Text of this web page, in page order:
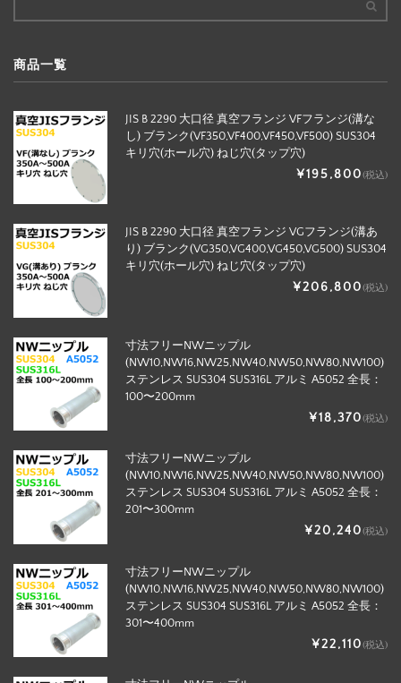
商品一覧
JIS B 2290 大口径 真空フランジ VFフランジ(溝な
し) ブランク(VF350,VF400,VF450,VF500) SUS304
キリ穴(ホール穴) ねじ穴(タップ穴)
¥195,800(税込)
JIS B 2290 大口径 真空フランジ VGフランジ(溝あ
り) ブランク(VG350,VG400,VG450,VG500) SUS304
キリ穴(ホール穴) ねじ穴(タップ穴)
¥206,800(税込)
寸法フリーNWニップル
(NW10,NW16,NW25,NW40,NW50,NW80,NW100)
ステンレス SUS304 SUS316L アルミ A5052 全長：
100〜200mm
¥18,370(税込)
寸法フリーNWニップル
(NW10,NW16,NW25,NW40,NW50,NW80,NW100)
ステンレス SUS304 SUS316L アルミ A5052 全長：
201〜300mm
¥20,240(税込)
寸法フリーNWニップル
(NW10,NW16,NW25,NW40,NW50,NW80,NW100)
ステンレス SUS304 SUS316L アルミ A5052 全長：
301〜400mm
¥22,110(税込)